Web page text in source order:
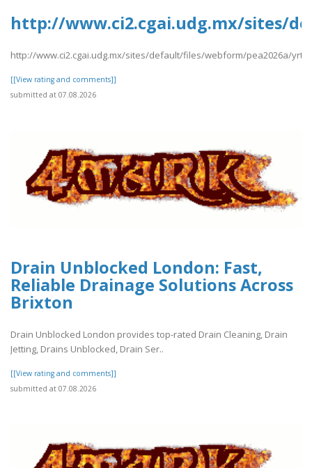
http://www.ci2.cgai.udg.mx/sites/
http://www.ci2.cgai.udg.mx/sites/default/files/webform/pea2026a/
[[View rating and comments]]
submitted at 07.08.2026
Drain Unblocked London: Fast,
Reliable Drainage Solutions Across
Brixton
Drain Unblocked London provides top-rated Drain Cleaning, Drain
Jetting, Drains Unblocked, Drain Ser..
[[View rating and comments]]
submitted at 07.08.2026